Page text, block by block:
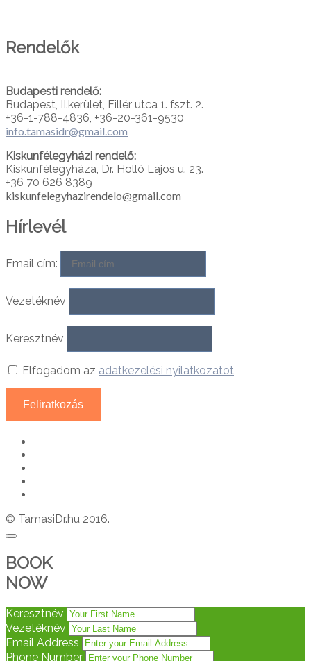
Rendelők
Budapesti rendelő:
Budapest, II.kerület, Fillér utca 1. fszt. 2.
+36-1-788-4836, +36-20-361-9530
info.tamasidr@gmail.com
Kiskunfélegyházi rendelő:
Kiskunfélegyháza, Dr. Holló Lajos u. 23.
+36 70 626 8389
kiskunfelegyhazirendelo@gmail.com
Hírlevél
Email cím:
Vezetéknév
Keresztnév
Elfogadom az adatkezelési nyilatkozatot
© TamasiDr.hu 2016.
BOOK
NOW
Keresztnév
Vezetéknév
Email Address
Phone Number